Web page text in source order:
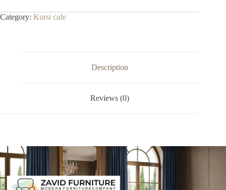
Category: Kursi cafe
Description
Reviews (0)